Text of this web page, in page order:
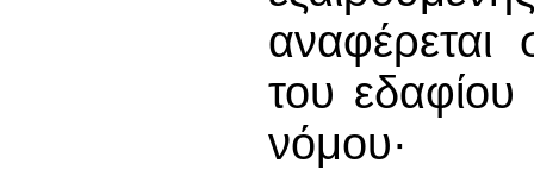
του
νόμου·